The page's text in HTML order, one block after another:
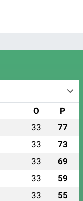
O P
33 77
33 73
33 69
33 59
33 55